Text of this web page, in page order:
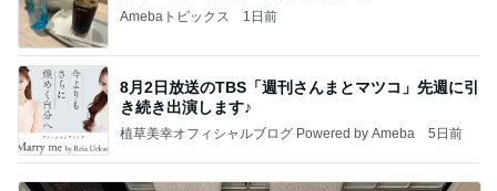
Amebaトピックス 1日前
8月2日放送のTBS「週刊さんまとマツコ」先週に引
き続き出演します♪
植草美幸オフィシャルブログ Powered by Ameba 5日前